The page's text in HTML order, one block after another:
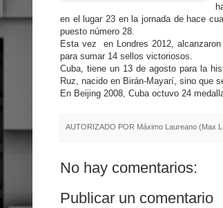
en el lugar 23 en la jornada de hace
puesto número 28.
Esta vez en Londres 2012,
para sumar 14 sellos victoriosos.
Cuba, tiene un 13 de agosto para la
Ruz, nacido en Birán-Mayarí, sino que
En Beijing 2008, Cuba octuvo 24
AUTORIZADO POR Máximo Laureano (Max
No hay comentarios:
Publicar un comentario